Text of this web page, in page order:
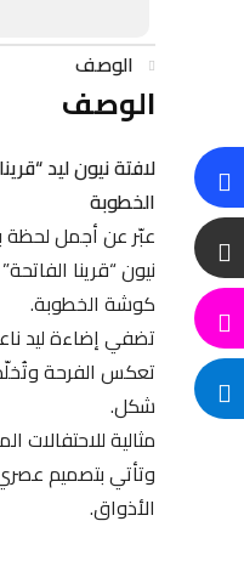
الوصف
الوصف
لافتة نيون ليد
الخطوبة
عبّر عن أجمل لحظة
نيون “قرينا
كوشة الخطوبة.
تضفي إضاءة ليد
تعكس الفرحة
شكل.
مثالية للاحتفالات
وتأتي بتصميم
الأذواق.